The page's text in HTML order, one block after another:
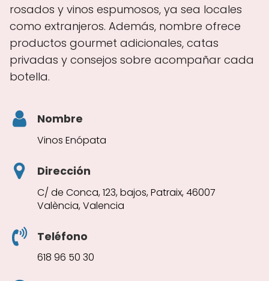
rosados y vinos espumosos, ya sea locales
como extranjeros. Además, nombre ofrece
productos gourmet adicionales, catas
privadas y consejos sobre acompañar cada
botella.
Nombre
Vinos Enópata
Dirección
C/ de Conca, 123, bajos, Patraix, 46007
València, Valencia
Teléfono
618 96 50 30